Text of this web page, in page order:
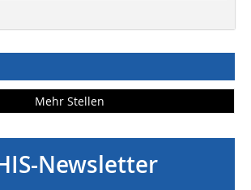
Mehr Stellen
Newsletter